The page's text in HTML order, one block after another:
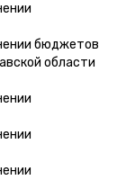
бюджетов
области